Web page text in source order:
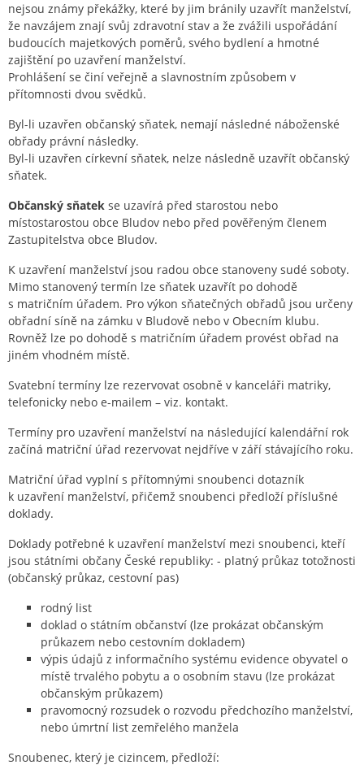
nejsou známy překážky, které by jim bránily uzavřít manželství,
že navzájem znají svůj zdravotní stav a že zvážili uspořádání
budoucích majetkových poměrů, svého bydlení a hmotné
zajištění po uzavření manželství.
Prohlášení se činí veřejně a slavnostním způsobem v
přítomnosti dvou svědků.
Byl-li uzavřen občanský sňatek, nemají následné náboženské
obřady právní následky.
Byl-li uzavřen církevní sňatek, nelze následně uzavřít občanský
sňatek.
Občanský sňatek se uzavírá před starostou nebo
místostarostou obce Bludov nebo před pověřeným členem
Zastupitelstva obce Bludov.
K uzavření manželství jsou radou obce stanoveny sudé soboty.
Mimo stanovený termín lze sňatek uzavřít po dohodě
s matričním úřadem. Pro výkon sňatečných obřadů jsou určeny
obřadní síně na zámku v Bludově nebo v Obecním klubu.
Rovněž lze po dohodě s matričním úřadem provést obřad na
jiném vhodném místě.
Svatební termíny lze rezervovat osobně v kanceláři matriky,
telefonicky nebo e-mailem – viz. kontakt.
Termíny pro uzavření manželství na následující kalendářní rok
začíná matriční úřad rezervovat nejdříve v září stávajícího roku.
Matriční úřad vyplní s přítomnými snoubenci dotazník
k uzavření manželství, přičemž snoubenci předloží příslušné
doklady.
Doklady potřebné k uzavření manželství mezi snoubenci, kteří
jsou státními občany České republiky: - platný průkaz totožnosti
(občanský průkaz, cestovní pas)
rodný list
doklad o státním občanství (lze prokázat občanským
průkazem nebo cestovním dokladem)
výpis údajů z informačního systému evidence obyvatel o
místě trvalého pobytu a o osobním stavu (lze prokázat
občanským průkazem)
pravomocný rozsudek o rozvodu předchozího manželství,
nebo úmrtní list zemřelého manžela
Snoubenec, který je cizincem, předloží: